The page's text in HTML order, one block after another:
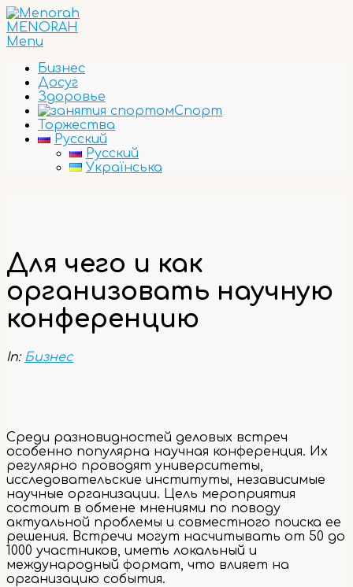
Skip
to
content
MENORAH
Primary
Menu
Menu
Бизнес
Досуг
Здоровье
Спорт
Торжества
Русский
Русский
Українська
Для чего и как
организовать научную
конференцию
In: Бизнес
Среди разновидностей деловых встреч
особенно популярна научная конференция. Их
регулярно проводят университеты,
исследовательские институты, независимые
научные организации. Цель мероприятия
состоит в обмене мнениями по поводу
актуальной проблемы и совместного поиска ее
решения. Встречи могут насчитывать от 50 до
1000 участников, иметь локальный и
международный формат, что влияет на
организацию события.